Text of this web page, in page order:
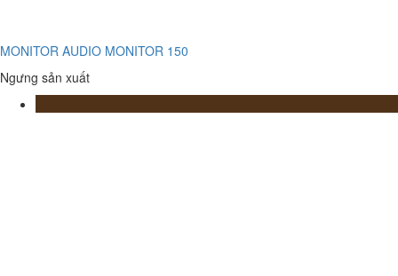
MONITOR AUDIO MONITOR 150
Ngưng sản xuất